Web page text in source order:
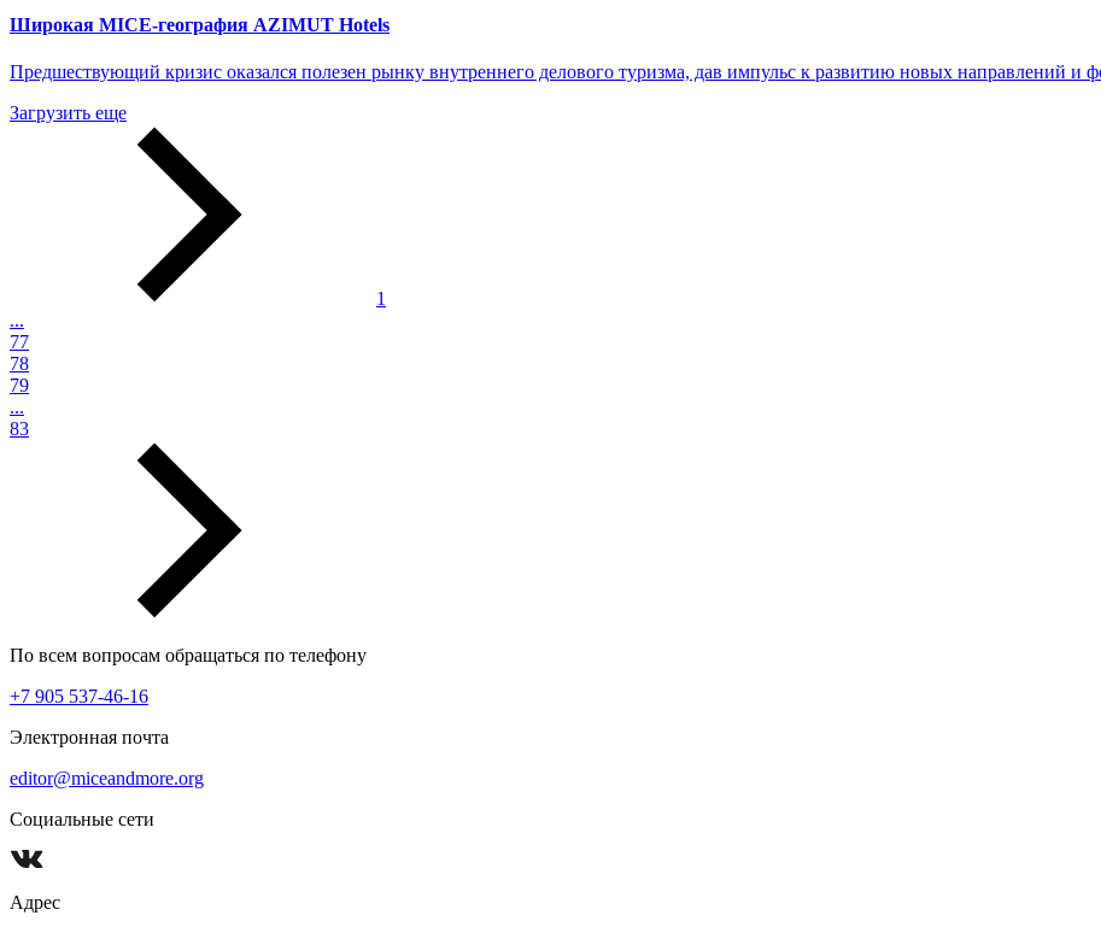
Широкая MICE-география AZIMUT Hotels
Предшествующий кризис оказался полезен рынку внутреннего делового туризма, дав импульс к развитию новых направлений и
Загрузить еще
1
...
77
78
79
...
83
По всем вопросам обращаться по телефону
+7 905 537-46-16
Электронная почта
editor@miceandmore.org
Социальные сети
Адрес